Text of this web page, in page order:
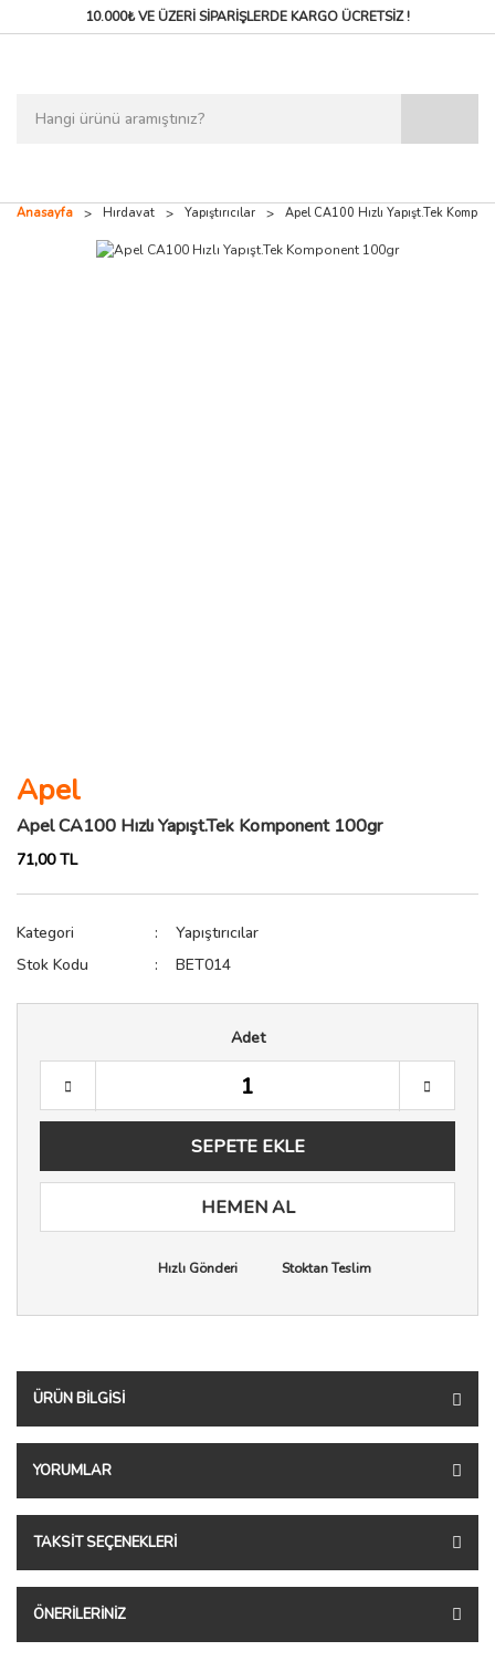
10.000₺ VE ÜZERİ SİPARİŞLERDEKARGO ÜCRETSİZ !
Anasayfa Hırdavat Yapıştırıcılar Apel CA100 Hızlı Yapışt.Tek
Apel
Apel CA100 Hızlı Yapışt.Tek Komponent 100gr
71,00 TL
Kategori
Yapıştırıcılar
Stok Kodu
BET014
Adet
SEPETE EKLE
HEMEN AL
Hızlı Gönderi Stoktan Teslim
ÜRÜN BILGISI
YORUMLAR
TAKSIT SEÇENEKLERI
ÖNERILERINIZ